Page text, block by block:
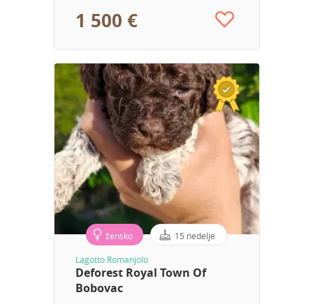
1 500 €
žensko 15 nedelje
Lagotto Romanjolo
Deforest Royal Town Of
Bobovac